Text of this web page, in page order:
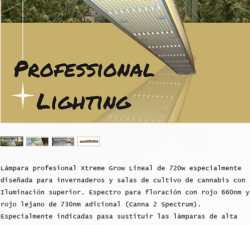
Lámpara profesional Xtreme Grow Lineal de 720w especialmente
diseñada para invernaderos y salas de cultivo de cannabis con
Iluminación superior. Espectro para floración con rojo 660nm y
rojo lejano de 730nm adicional (Canna 2 Spectrum).
Especialmente indicadas pasa sustituir las lámparas de alta